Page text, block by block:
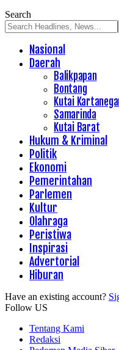
Search
Nasional
Daerah
Balikpapan
Bontang
Kutai
Samarinda
Kutai Barat
Hukum & Kriminal
Politik
Ekonomi
Pemerintahan
Parlemen
Kultur
Olahraga
Peristiwa
Inspirasi
Advertorial
Hiburan
Have an existing account?
Follow US
Tentang Kami
Redaksi